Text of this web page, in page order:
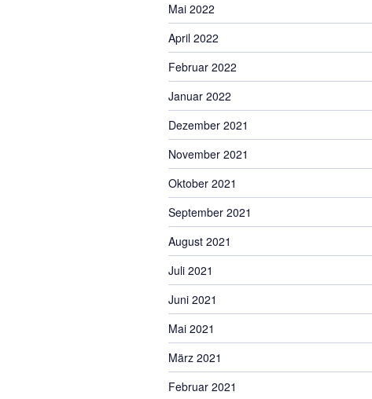
Mai 2022
April 2022
Februar 2022
Januar 2022
Dezember 2021
November 2021
Oktober 2021
September 2021
August 2021
Juli 2021
Juni 2021
Mai 2021
März 2021
Februar 2021